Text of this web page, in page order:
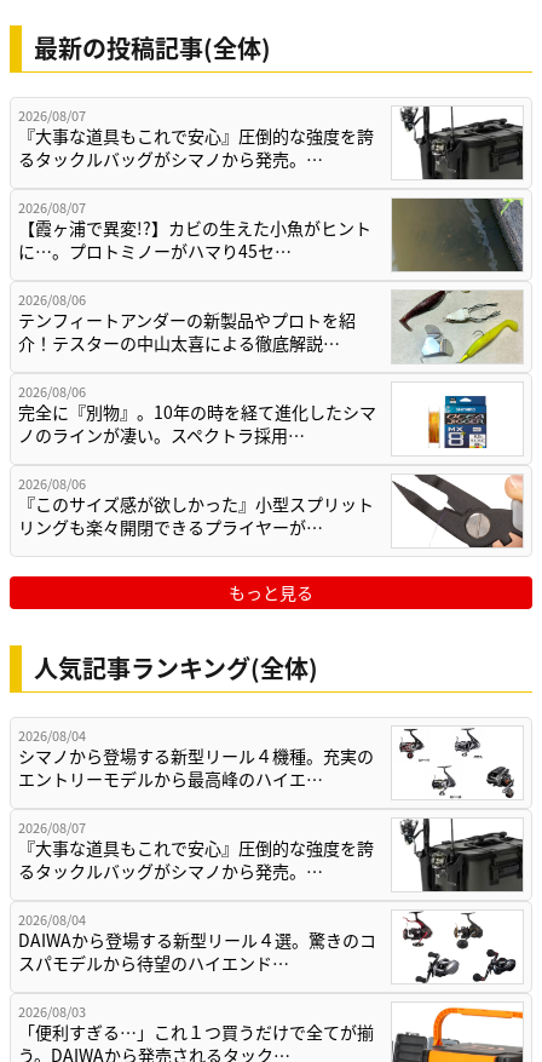
最新の投稿記事(全体)
2026/08/07
『大事な道具もこれで安心』圧倒的な強度を誇
るタックルバッグがシマノから発売。…
2026/08/07
【霞ヶ浦で異変!?】カビの生えた小魚がヒント
に…。プロトミノーがハマり45セ…
2026/08/06
テンフィートアンダーの新製品やプロトを紹
介！テスターの中山太喜による徹底解説…
2026/08/06
完全に『別物』。10年の時を経て進化したシマ
ノのラインが凄い。スペクトラ採用…
2026/08/06
『このサイズ感が欲しかった』小型スプリット
リングも楽々開閉できるプライヤーが…
もっと見る
人気記事ランキング(全体)
2026/08/04
シマノから登場する新型リール４機種。充実の
エントリーモデルから最高峰のハイエ…
2026/08/07
『大事な道具もこれで安心』圧倒的な強度を誇
るタックルバッグがシマノから発売。…
2026/08/04
DAIWAから登場する新型リール４選。驚きのコ
スパモデルから待望のハイエンド…
2026/08/03
「便利すぎる…」これ１つ買うだけで全てが揃
う。DAIWAから発売されるタック…